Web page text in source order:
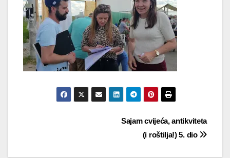
Sajam cvijeća, antikviteta
(i roštilja!) 5. dio